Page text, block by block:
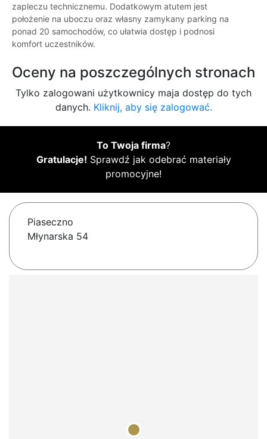
zapleczu technicznemu. Dodatkowym atutem jest
położenie na uboczu oraz własny zamykany parking na
ponad 20 samochodów, co ułatwia dostęp i podnosi
komfort uczestników.
Oceny na poszczególnych stronach
Tylko zalogowani użytkownicy maja dostęp do tych
danych. Kliknij, aby się zalogować.
To Twoja firma?
Gratulacje! Sprawdź jak odebrać materiały
promocyjne!
Piaseczno
Młynarska 54